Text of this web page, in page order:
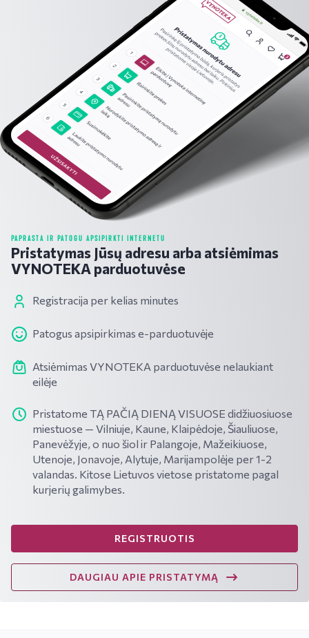
PAPRASTA IR PATOGU APSIPIRKTI INTERNETU
Pristatymas Jūsų adresu arba atsiėmimas
VYNOTEKA parduotuvėse
Registracija per kelias minutes
Patogus apsipirkimas e-parduotuvėje
Atsiėmimas VYNOTEKA parduotuvėse nelaukiant
eilėje
Pristatome TĄ PAČIĄ DIENĄ VISUOSE didžiuosiuose
miestuose — Vilniuje, Kaune, Klaipėdoje, Šiauliuose,
Panevėžyje, o nuo šiol ir Palangoje, Mažeikiuose,
Utenoje, Jonavoje, Alytuje, Marijampolėje per 1-2
valandas. Kitose Lietuvos vietose pristatome pagal
kurjerių galimybes.
REGISTRUOTIS
DAUGIAU APIE PRISTATYMĄ